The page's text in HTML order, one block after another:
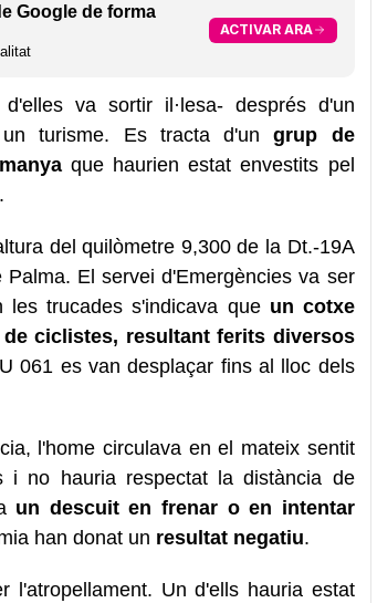
Google de forma
ACTIVAR ARA
va sortir il·lesa- després d'un
un turisme. Es tracta d'ungrup de
que haurien estat envestits pel
.
del quilòmetre 9,300 de la Dt.-19A
El servei d'Emergències va ser
trucades s'indicava que un cotxe
ciclistes, resultant ferits diversos
061 es van desplaçar fins al lloc dels
l'home circulava en el mateix sentit
i no hauria respectat la distància de
un descuit en frenar o en intentar
han donat un resultat negatiu.
l'atropellament. Un d'ells hauria estat